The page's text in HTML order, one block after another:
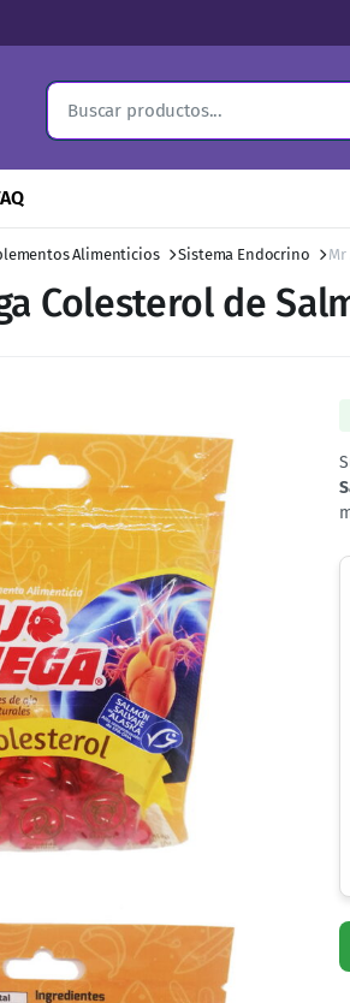
Alimenticios Sistema Endocrino Mr
Colesterol de